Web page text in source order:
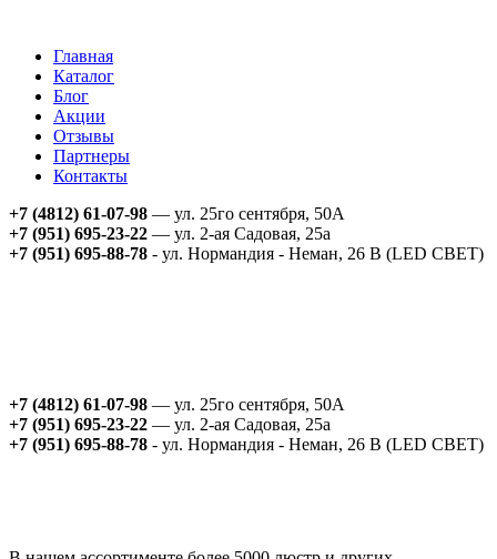
Главная
Каталог
Блог
Акции
Отзывы
Партнеры
Контакты
+7 (4812) 61-07-98 — ул. 25го сентября, 50А
+7 (951) 695-23-22 — ул. 2-ая Садовая, 25а
+7 (951) 695-88-78 - ул. Нормандия - Неман, 26 В (LED СВЕТ)
+7 (4812) 61-07-98 — ул. 25го сентября, 50А
+7 (951) 695-23-22 — ул. 2-ая Садовая, 25а
+7 (951) 695-88-78 - ул. Нормандия - Неман, 26 В (LED СВЕТ)